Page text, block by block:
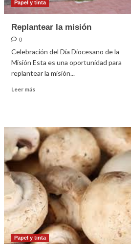
Papel y tinta
Replantear la misión
0
Celebración del Día Diocesano de la
Misión Esta es una oportunidad para
replantear la misión...
Leer másLeer
misión
Papel y tinta